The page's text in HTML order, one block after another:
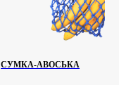
СУМКА-АВОСЬКА